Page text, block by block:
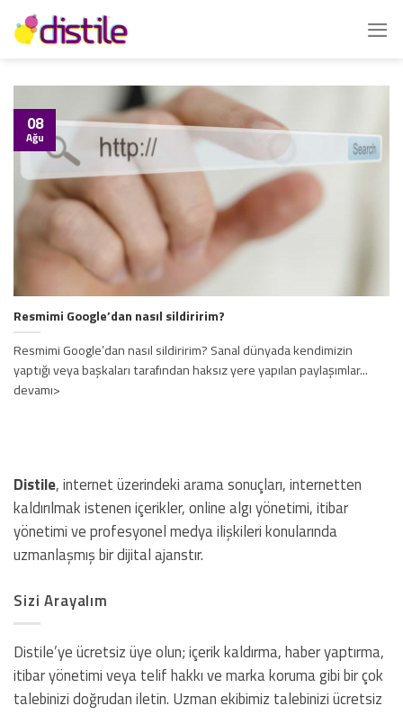
İçeriğe
atla
Resmimi Google’dan nasıl sildiririm?
Resmimi Google’dan nasıl sildiririm? Sanal dünyada kendimizin
yaptığı veya başkaları tarafından haksız yere yapılan paylaşımlar...
devamı>
08
Ağu
Distile, internet üzerindeki arama sonuçları, internetten
kaldırılmak istenen içerikler, online algı yönetimi, itibar
yönetimi ve profesyonel medya ilişkileri konularında
uzmanlaşmış bir dijital ajanstır.
Sizi Arayalım
Distile’ye ücretsiz üye olun; içerik kaldırma, haber yaptırma,
itibar yönetimi veya telif hakkı ve marka koruma gibi bir çok
talebinizi doğrudan iletin. Uzman ekibimiz talebinizi ücretsiz